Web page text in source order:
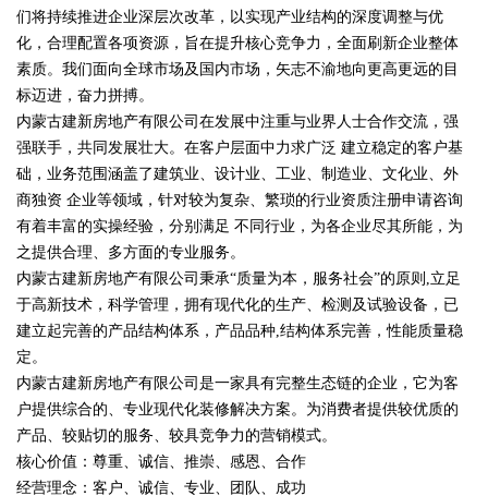
们将持续推进企业深层次改革，以实现产业结构的深度调整与优
化，合理配置各项资源，旨在提升核心竞争力，全面刷新企业整体
素质。我们面向全球市场及国内市场，矢志不渝地向更高更远的目
标迈进，奋力拼搏。
内蒙古建新房地产有限公司在发展中注重与业界人士合作交流，强
强联手，共同发展壮大。在客户层面中力求广泛 建立稳定的客户基
础，业务范围涵盖了建筑业、设计业、工业、制造业、文化业、外
商独资 企业等领域，针对较为复杂、繁琐的行业资质注册申请咨询
有着丰富的实操经验，分别满足 不同行业，为各企业尽其所能，为
之提供合理、多方面的专业服务。
内蒙古建新房地产有限公司秉承“质量为本，服务社会”的原则,立足
于高新技术，科学管理，拥有现代化的生产、检测及试验设备，已
建立起完善的产品结构体系，产品品种,结构体系完善，性能质量稳
定。
内蒙古建新房地产有限公司是一家具有完整生态链的企业，它为客
户提供综合的、专业现代化装修解决方案。为消费者提供较优质的
产品、较贴切的服务、较具竞争力的营销模式。
核心价值：尊重、诚信、推崇、感恩、合作
经营理念：客户、诚信、专业、团队、成功